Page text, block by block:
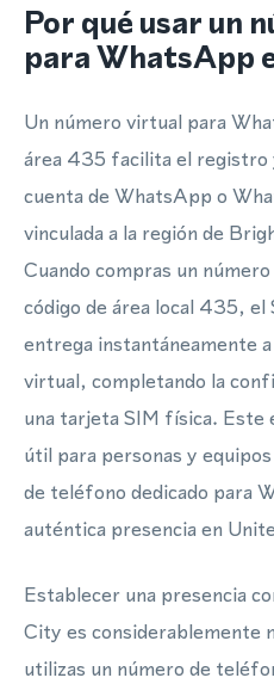
Por qué usar un
para WhatsApp
Un número virtual para
área 435 facilita el registro
cuenta de WhatsApp o
vinculada a la región de
Cuando compras un
código de área local 435, el
entrega instantáneamente
virtual, completando la
una tarjeta SIM física. Este
útil para personas y
de teléfono dedicado para
auténtica presencia en
Establecer una presencia
City es considerablemente
utilizas un número de